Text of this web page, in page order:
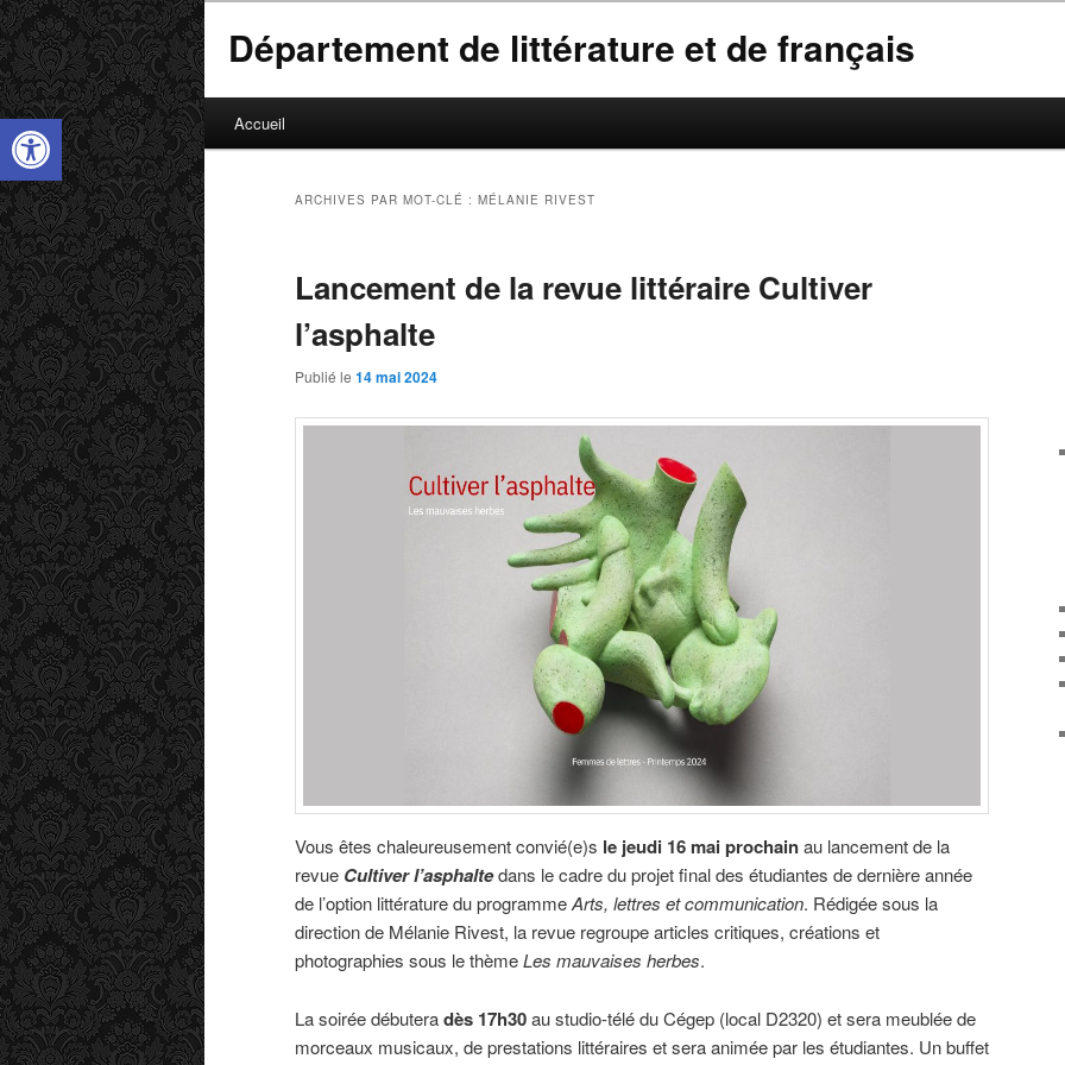
Ouvrir la barre d’outils
Département de littérature et de français
Aller
principal
Aller
secondaire
Accueil
ARCHIVES PAR MOT-CLÉ : MÉLANIE RIVEST
Lancement de la revue littéraire Cultiver
l’asphalte
Publié le 14 mai 2024
Vous êtes chaleureusement convié(e)s le jeudi 16 mai prochainau lancement de la
revue Cultiver l’asphaltedans le cadre du projet final des étudiantes de dernière année
de l’option littérature du programmeArts, lettres et communication. Rédigée sous la
direction de Mélanie Rivest, la revue regroupe articles critiques, créations et
photographies sous le thèmeLes mauvaises herbes.
La soirée débuteradès 17h30au studio-télé du Cégep (local D2320) et sera meublée de
morceaux musicaux, de prestations littéraires et sera animée par les étudiantes. Un buffet